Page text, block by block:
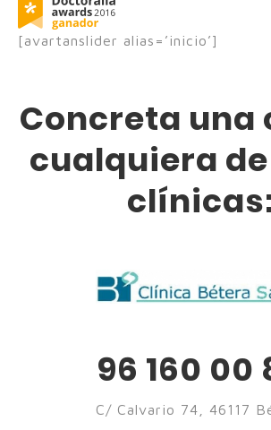
[avartanslider alias=’inicio’]
Concreta una
cualquiera
96 160 00
C/ Calvario 74, 46117